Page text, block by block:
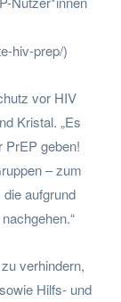
hiv-prep/)
vor HIV
Kristal. „Es
PrEP geben!
– zum
aufgrund
verhindern,
Hilfs- und